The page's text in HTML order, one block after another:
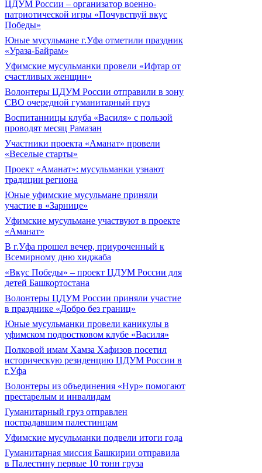
ЦДУМ России – организатор военно-
патриотической игры «Почувствуй вкус
Победы»
Юные мусульмане г.Уфа отметили праздник
«Ураза-Байрам»
Уфимские мусульманки провели «Ифтар от
счастливых женщин»
Волонтеры ЦДУМ России отправили в зону
СВО очередной гуманитарный груз
Воспитанницы клуба «Василя» с пользой
проводят месяц Рамазан
Участники проекта «Аманат» провели
«Веселые старты»
Проект «Аманат»: мусульманки узнают
традиции региона
Юные уфимские мусульмане приняли
участие в «Зарнице»
Уфимские мусульмане участвуют в проекте
«Аманат»
В г.Уфа прошел вечер, приуроченный к
Всемирному дню хиджаба
«Вкус Победы» – проект ЦДУМ России для
детей Башкортостана
Волонтеры ЦДУМ России приняли участие
в празднике «Добро без границ»
Юные мусульманки провели каникулы в
уфимском подростковом клубе «Василя»
Полковой имам Хамза Хафизов посетил
историческую резиденцию ЦДУМ России в
г.Уфа
Волонтеры из объединения «Нур» помогают
престарелым и инвалидам
Гуманитарный груз отправлен
пострадавшим палестинцам
Уфимские мусульманки подвели итоги года
Гуманитарная миссия Башкирии отправила
в Палестину первые 10 тонн груза